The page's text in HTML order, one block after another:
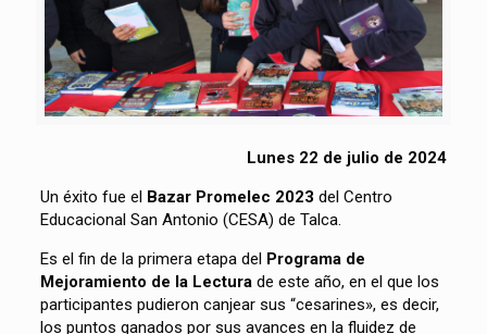
Lunes 22 de julio de 2024
Un éxito fue elBazar Promelec 2023 del Centro
Educacional San Antonio (CESA) de Talca.
Es el fin de la primera etapa del Programa de
Mejoramiento de la Lecturade este año, en el que los
participantes pudieron canjear sus “cesarines», es decir,
los puntos ganados por sus avances en la fluidez de